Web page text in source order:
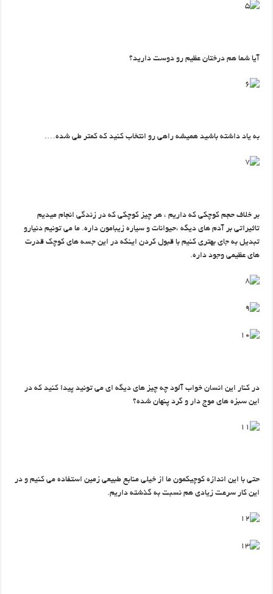
آیا شما هم درختان عظیم رو دوست دارید؟
به یاد داشته باشید همیشه راهی رو انتخاب کنید که کمتر طی شده….
بر خلاف حجم کوچکی که داریم ، هر چیز کوچکی که در زندگی انجام میدیم
تاثیراتی بر آدم های دیگه ،حیوانات و سیاره زیبامون داره. ما می تونیم دنیارو
تبدیل به جای بهتری کنیم با قبول کردن اینکه در این جسه های کوچک قدرت
های عظیمی وجود داره.
در کنار این انسان خواب آلود چه چیز های دیگه ای می تونید پیدا کنید که در
این سبزه های موج دار و گرد پنهان شده؟
حتی با این اندازه کوچیکمون ما از خیلی منابع طبیعی زمین استفاده می کنیم و در
این کار سرعت زیادی هم نسبت به گذشته داریم.